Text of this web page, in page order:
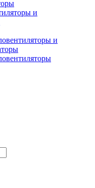
и
и